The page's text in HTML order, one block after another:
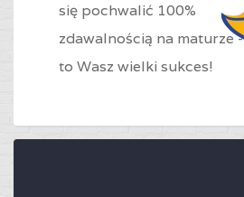
się pochwalić 100%
zdawalnością na maturze -
to Wasz wielki sukces!